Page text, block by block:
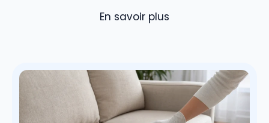
En savoir plus